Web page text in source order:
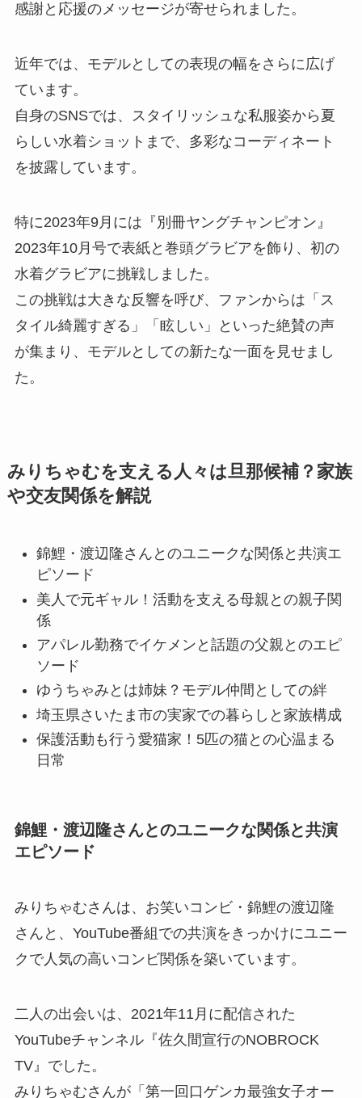
感謝と応援のメッセージが寄せられました。
近年では、モデルとしての表現の幅をさらに広げ
ています。
自身のSNSでは、スタイリッシュな私服姿から夏
らしい水着ショットまで、多彩なコーディネート
を披露しています。
特に2023年9月には『別冊ヤングチャンピオン』
2023年10月号で表紙と巻頭グラビアを飾り、初の
水着グラビアに挑戦しました。
この挑戦は大きな反響を呼び、ファンからは「ス
タイル綺麗すぎる」「眩しい」といった絶賛の声
が集まり、モデルとしての新たな一面を見せまし
た。
みりちゃむを支える人々は旦那候補？家族
や交友関係を解説
錦鯉・渡辺隆さんとのユニークな関係と共演エ
ピソード
美人で元ギャル！活動を支える母親との親子関
係
アパレル勤務でイケメンと話題の父親とのエピ
ソード
ゆうちゃみとは姉妹？モデル仲間としての絆
埼玉県さいたま市の実家での暮らしと家族構成
保護活動も行う愛猫家！5匹の猫との心温まる
日常
錦鯉・渡辺隆さんとのユニークな関係と共演
エピソード
みりちゃむさんは、お笑いコンビ・錦鯉の渡辺隆
さんと、YouTube番組での共演をきっかけにユニー
クで人気の高いコンビ関係を築いています。
二人の出会いは、2021年11月に配信された
YouTubeチャンネル『佐久間宣行のNOBROCK
TV』でした。
みりちゃむさんが「第一回口ゲンカ最強女子オー